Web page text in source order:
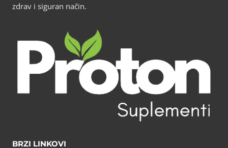
zdrav i siguran način.
BRZI LINKOVI